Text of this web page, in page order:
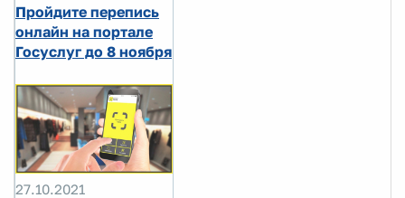
Пройдите перепись
онлайн на портале
Госуслуг до 8 ноября
27.10.2021